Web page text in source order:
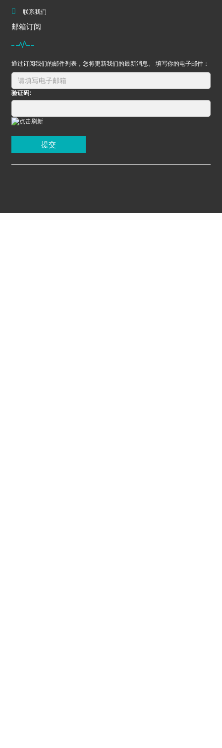
联系我们
邮箱订阅
通过订阅我们的邮件列表，您将更新我们的最新消息。 填写你的电子邮件：
验证码:
提交